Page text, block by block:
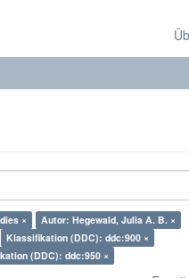
×
Autor: Hegewald, Julia A. B. ×
Klassifikation (DDC): ddc:900 ×
(DDC): ddc:950 ×